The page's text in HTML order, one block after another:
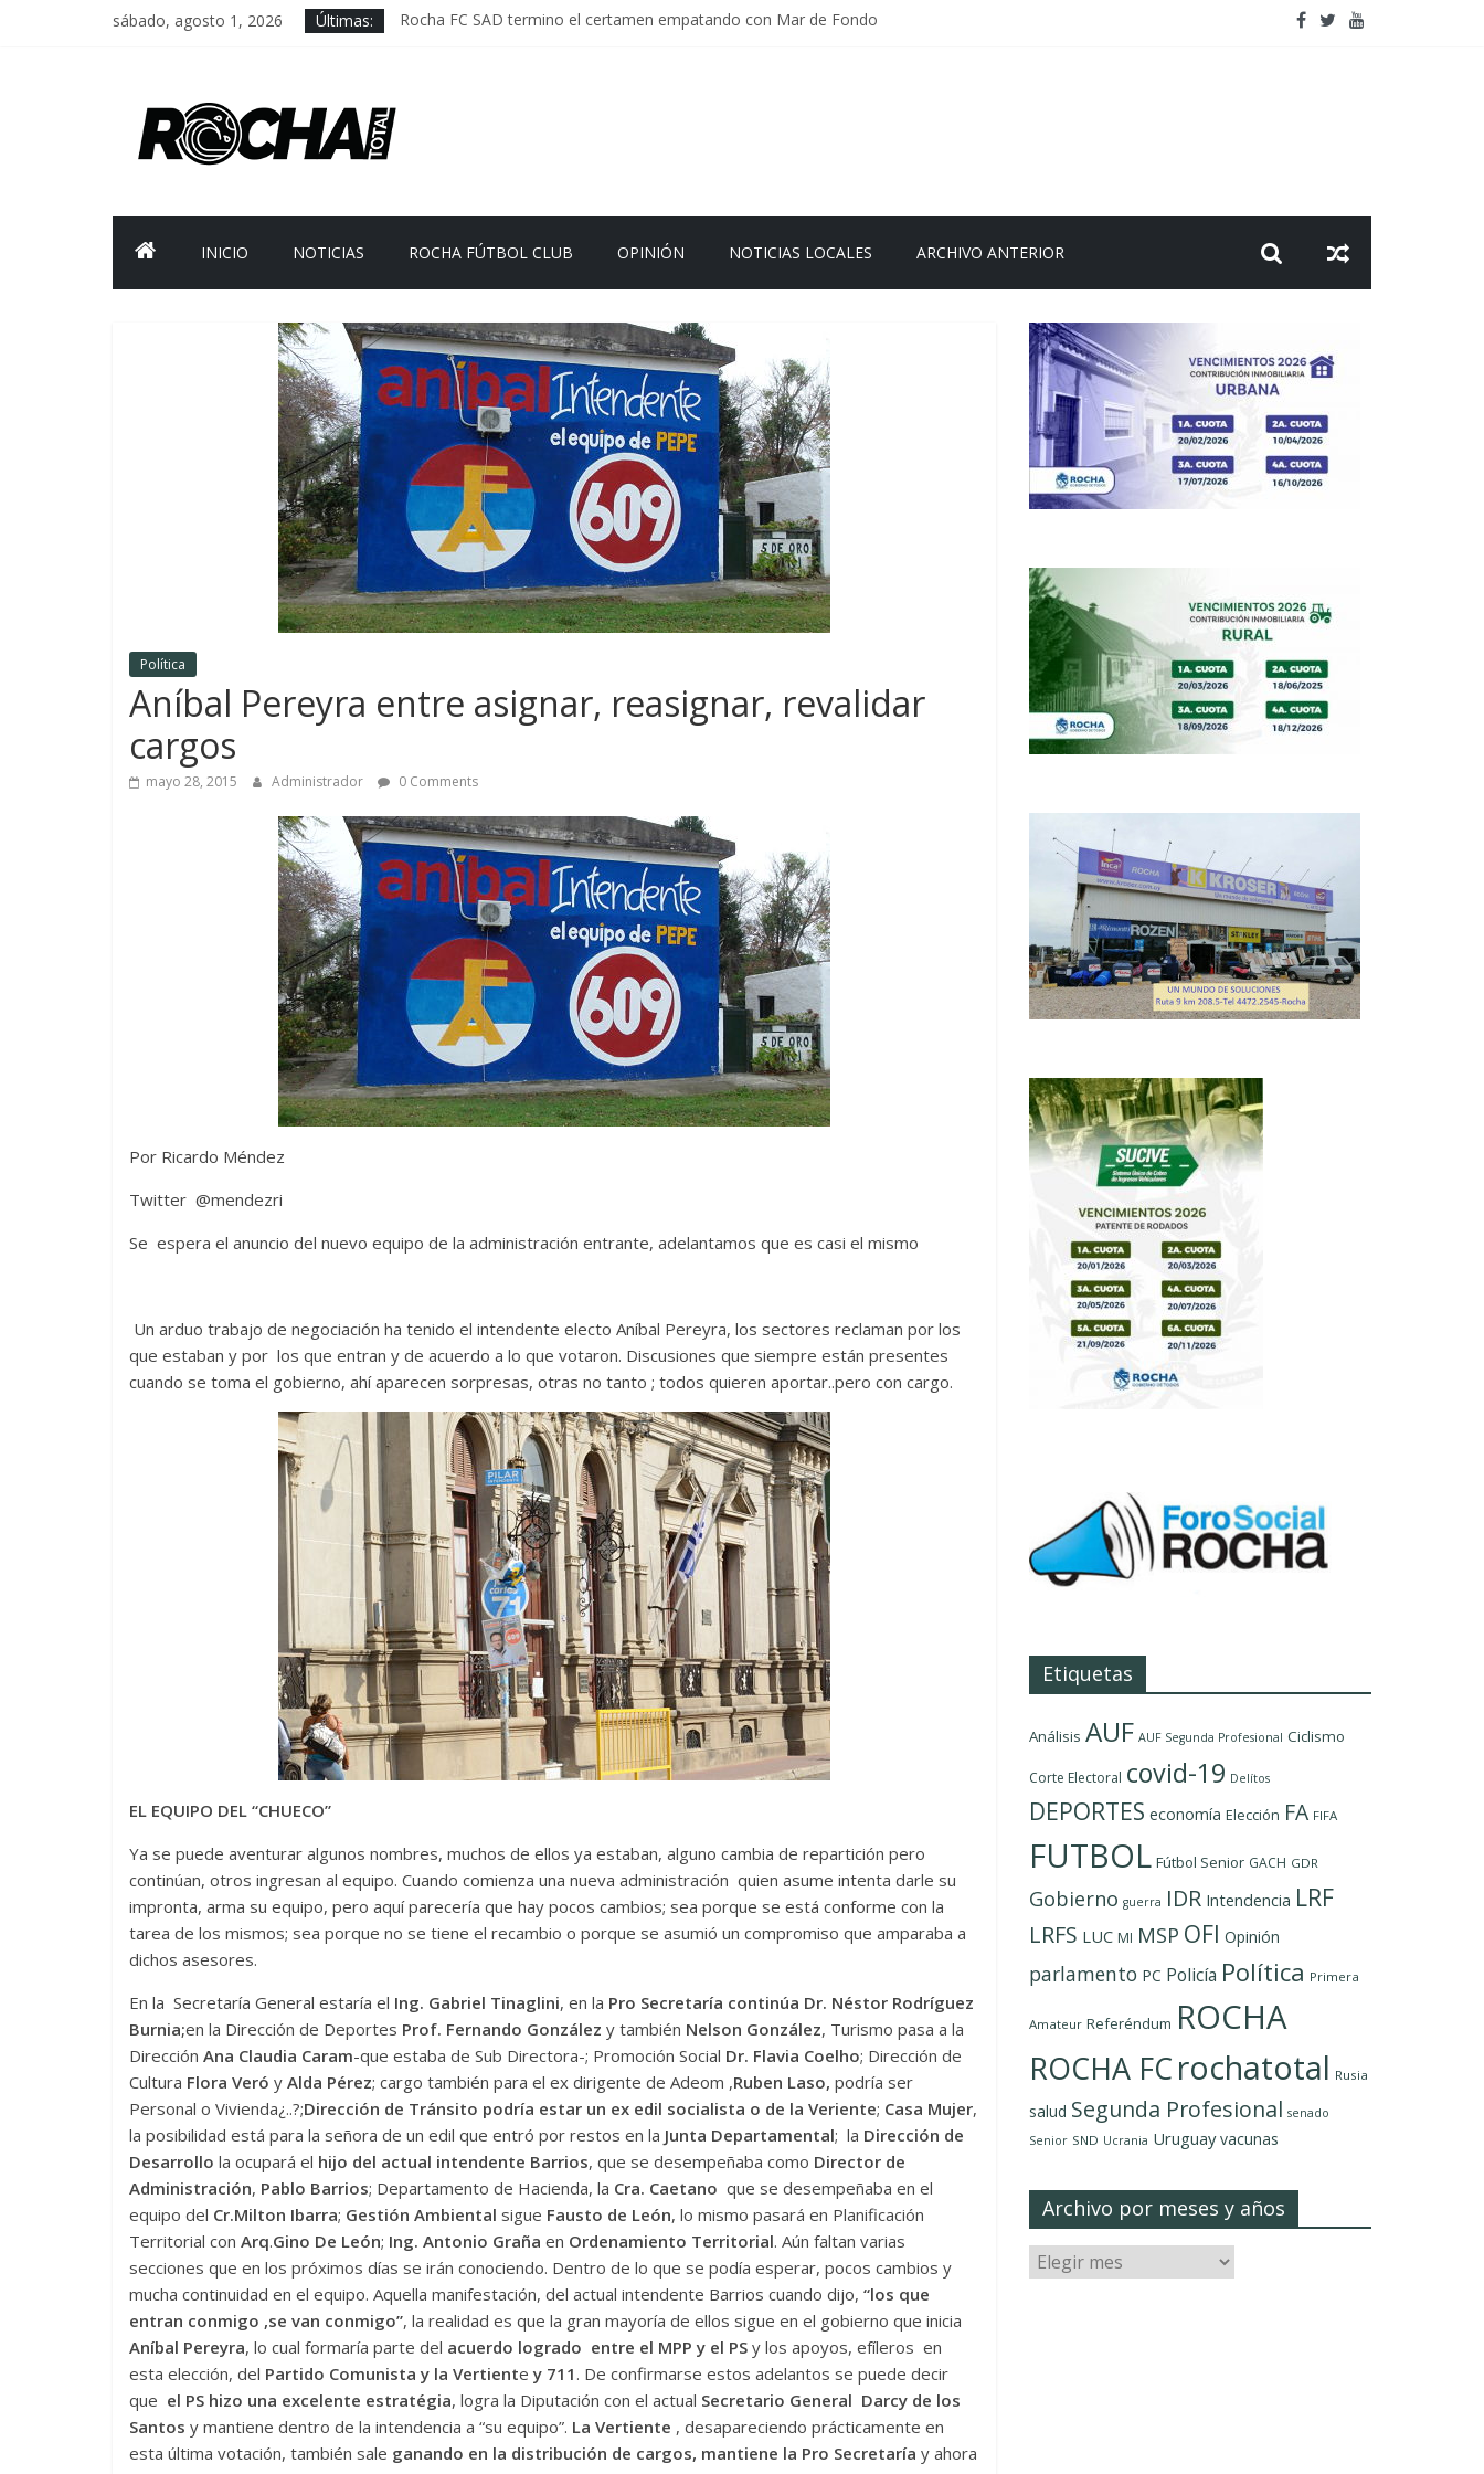
sábado, agosto 1, 2026 Últimas:
Rocha FC SAD termino el certamen empatando con Mar de Fondo
INICIO NOTICIAS ROCHA FÚTBOL CLUB OPINIÓN NOTICIAS LOCALES ARCHIVO ANTERIOR
Política
Aníbal Pereyra entre asignar, reasignar, revalidar
cargos
mayo 28, 2015 Administrador 0 Comments
Por Ricardo Méndez
Twitter @mendezri
Se espera el anuncio del nuevo equipo de la administración entrante, adelantamos que es casi el mismo
Un arduo trabajo de negociación ha tenido el intendente electo Aníbal Pereyra, los sectores reclaman por los
que estaban y por los que entran y de acuerdo a lo que votaron. Discusiones que siempre están presentes
cuando se toma el gobierno, ahí aparecen sorpresas, otras no tanto ; todos quieren aportar..pero con cargo.
EL EQUIPO DEL “CHUECO”
Ya se puede aventurar algunos nombres, muchos de ellos ya estaban, alguno cambia de repartición pero
continúan, otros ingresan al equipo. Cuando comienza una nueva administración quien asume intenta darle su
impronta, arma su equipo, pero aquí parecería que hay pocos cambios; sea porque se está conforme con la
tarea de los mismos; sea porque no se tiene el recambio o porque se asumió un compromiso que amparaba a
dichos asesores.
En la Secretaría General estaría el Ing. Gabriel Tinaglini, en la Pro Secretaría continúa Dr. Néstor Rodríguez
Burnia;en la Dirección de Deportes Prof. Fernando González y también Nelson González, Turismo pasa a la
Dirección Ana Claudia Caram-que estaba de Sub Directora-; Promoción Social Dr. Flavia Coelho; Dirección de
Cultura Flora Veró y Alda Pérez; cargo también para el ex dirigente de Adeom ,Ruben Laso, podría ser
Personal o Vivienda¿..?;Dirección de Tránsito podría estar un ex edil socialista o de la Veriente; Casa Mujer,
la posibilidad está para la señora de un edil que entró por restos en la Junta Departamental; la Dirección de
Desarrollo la ocupará el hijo del actual intendente Barrios, que se desempeñaba como Director de
Administración, Pablo Barrios; Departamento de Hacienda, la Cra. Caetano que se desempeñaba en el
equipo del Cr.Milton Ibarra; Gestión Ambiental sigue Fausto de León, lo mismo pasará en Planificación
Territorial con Arq.Gino De León; Ing. Antonio Graña en Ordenamiento Territorial. Aún faltan varias
secciones que en los próximos días se irán conociendo. Dentro de lo que se podía esperar, pocos cambios y
mucha continuidad en el equipo. Aquella manifestación, del actual intendente Barrios cuando dijo, “los que
entran conmigo ,se van conmigo”, la realidad es que la gran mayoría de ellos sigue en el gobierno que inicia
Aníbal Pereyra, lo cual formaría parte del acuerdo logrado entre el MPP y el PS y los apoyos, efíleros en
esta elección, del Partido Comunista y la Vertientey 711. De confirmarse estos adelantos se puede decir
que el PS hizo una excelente estratégia, logra la Diputación con el actual Secretario General Darcy de los
Santos y mantiene dentro de la intendencia a “su equipo”. La Vertiente , desapareciendo prácticamente en
esta última votación, también sale ganando en la distribución de cargos, mantiene la Pro Secretaría y ahora
Etiquetas
Análisis AUF AUF Segunda Profesional Ciclismo
Corte Electoral covid-19 Delítos
DEPORTES economía Elección FA FIFA
FUTBOL Fútbol Senior GACH GDR
Gobierno guerra IDR Intendencia LRF
LRFS LUC MI MSP OFI Opinión
parlamento PC Policía Política Primera
Amateur Referéndum ROCHA
ROCHA FCrochatotal Rusia
salud Segunda Profesional senado
Senior SND Ucrania Uruguay vacunas
Archivo por meses y años